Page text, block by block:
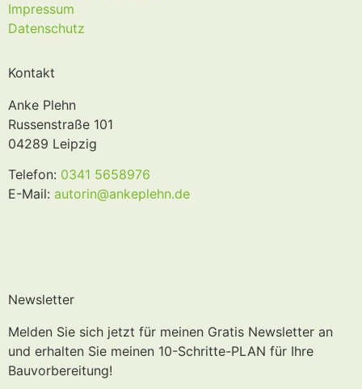
Impressum
Datenschutz
Kontakt
Anke Plehn
Russenstraße 101
04289 Leipzig
Telefon: 0341 5658976
E-Mail: autorin@ankeplehn.de
Newsletter
Melden Sie sich jetzt für meinen Gratis Newsletter an
und erhalten Sie meinen 10-Schritte-PLAN für Ihre
Bauvorbereitung!